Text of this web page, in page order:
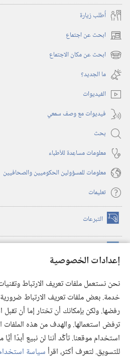
إعدادات الخصوصية
نحن نستعمل ملفات تعريف الارتباط
خدمة. بعض ملفات تعريف الارتباط
رفضها. ولكن بإمكانك أن تختار إما أن
ترفض استعمالها. والهدف من هذه
استخدام موقعنا. تأكَّد أننا لن نبيع أبدًا أيًّا
للتسويق. لتعرف أكثر، اقرأسياسة
أُطلب زيارة
ابحث عن اجتماع (يفتح
نافذة ابحث عن مكان الاجتماع (يفتح
نافذة
جديدة)
ما الجديد؟‏
الفيديوات
فيديوات مع وصف سمعي
بحث
معلومات مساعِدة للأطباء
معلومات للمسؤولين الحكوميين والصحافيين
تعليمات
التبرعات (يفتح
نافذة
(يفتح
نافذة
(يفتح
نافذة
جديدة) تطبيق ®
JW Library
مكتبة برج المراقبة